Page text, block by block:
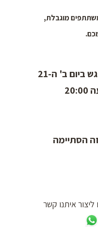
מוגבלת,
לרכישת כרטיסים למפגש ביום ב' ה-21
הסתיימה
איתנו קשר